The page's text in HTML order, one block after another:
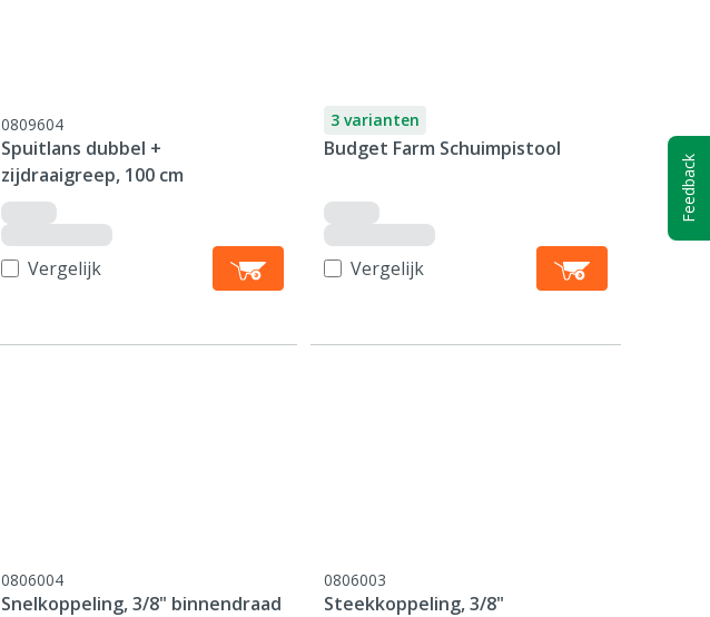
0809604
Spuitlans dubbel +
zijdraaigreep, 100 cm
Vergelijk
3 varianten
Budget Farm Schuimpistool
Vergelijk
0806004
Snelkoppeling, 3/8" binnendraad
0806003
Steekkoppeling, 3/8"
Feedback